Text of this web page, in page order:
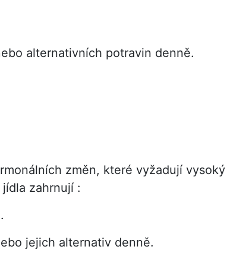
alternativních potravin denně.
změn, které vyžadují vysoký
zahrnují :
jejich alternativ denně.